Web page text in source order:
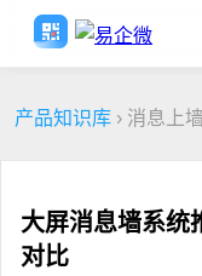
产品知识库 › 消息上
大屏消息墙系统
对比